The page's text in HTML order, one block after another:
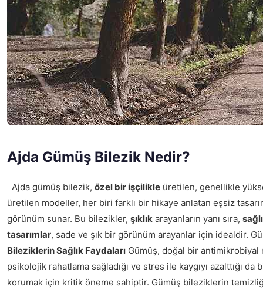
Ajda Gümüş Bilezik Nedir?
Ajda gümüş bilezik, özel bir işçilikle üretilen, genellikle
üretilen modeller, her biri farklı bir hikaye anlatan eşsiz
görünüm sunar. Bu bilezikler, şıklık arayanların yanı sıra,
tasarımlar, sade ve şık bir görünüm arayanlar için idealdir.
Bileziklerin Sağlık Faydaları Gümüş, doğal bir antimikrobiyal
psikolojik rahatlama sağladığı ve stres ile kaygıyı azalttığı
korumak için kritik öneme sahiptir. Gümüş bileziklerin